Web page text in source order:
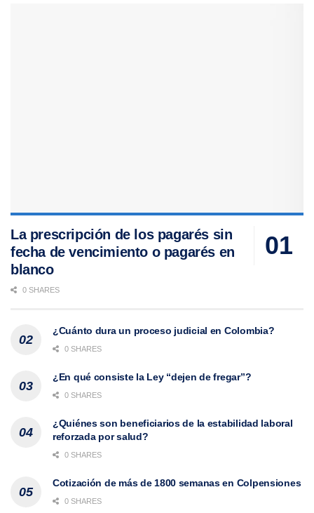
La prescripción de los pagarés sin
fecha de vencimiento o pagarés en
blanco
0 SHARES
¿Cuánto dura un proceso judicial en Colombia?
0 SHARES
¿En qué consiste la Ley “dejen de fregar”?
0 SHARES
¿Quiénes son beneficiarios de la estabilidad laboral
reforzada por salud?
0 SHARES
Cotización de más de 1800 semanas en Colpensiones
0 SHARES